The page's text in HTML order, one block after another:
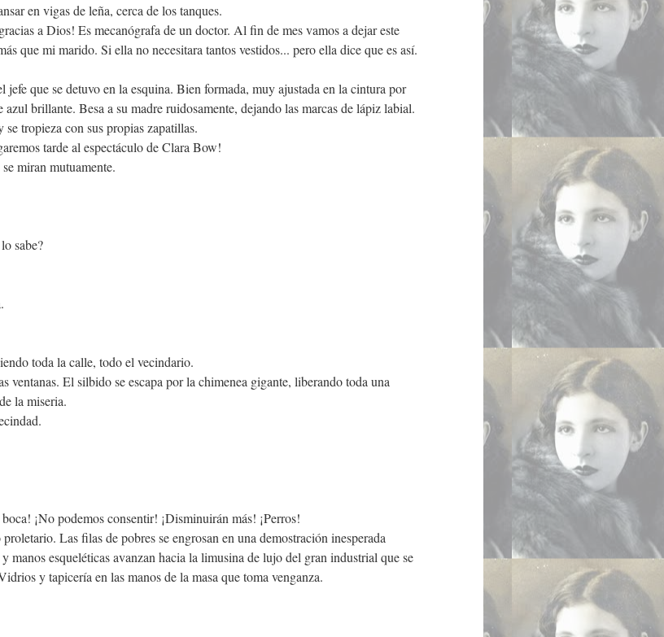
en vigas de leña, cerca de los tanques.
a Dios! Es mecanógrafa de un doctor. Al fin de mes vamos a dejar este
que mi marido. Si ella no necesitara tantos vestidos... pero ella dice que es así.
que se detuvo en la esquina. Bien formada, muy ajustada en la cintura por
brillante. Besa a su madre ruidosamente, dejando las marcas de lápiz labial.
tropieza con sus propias zapatillas.
tarde al espectáculo de Clara Bow!
miran mutuamente.
sabe?
toda la calle, todo el vecindario.
ventanas. El silbido se escapa por la chimenea gigante, liberando toda una
la miseria.
¡No podemos consentir! ¡Disminuirán más! ¡Perros!
Las filas de pobres se engrosan en una demostración inesperada
manos esqueléticas avanzan hacia la limusina de lujo del gran industrial que se
y tapicería en las manos de la masa que toma venganza.